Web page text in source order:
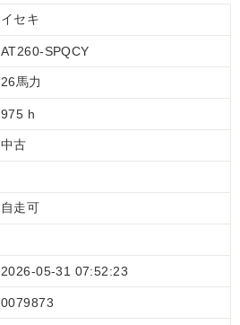
イセキ
AT260-SPQCY
26馬力
975 h
中古
自走可
2026-05-31 07:52:23
0079873